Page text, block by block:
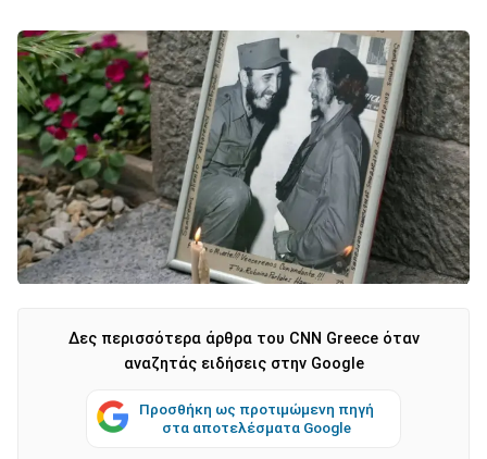
Δες περισσότερα άρθρα του CNN Greece όταν
αναζητάς ειδήσεις στην Google
Προσθήκη ως προτιμώμενη πηγή
στα αποτελέσματα Google